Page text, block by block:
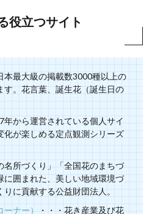
役立つサイト
本最大級の掲載数3000種以上の
す。花言葉、誕生花（誕生日の
年から運営されている個人サイ
化が楽しめる定点観測シリーズ
名所づくり」「全国花のまちづ
に囲まれた、美しい地域環境づ
りに貢献する公益財団法人。
ーナー）・・・花き産業及び花